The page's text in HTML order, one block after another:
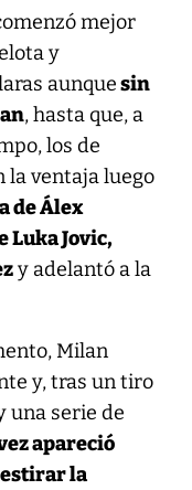
mejor
y
aunquesin
, hasta que, a
los de
la ventaja luego
de Álex
Luka Jovic,
y adelantó a la
Milan
y, tras un tiro
una serie de
apareció
estirar la